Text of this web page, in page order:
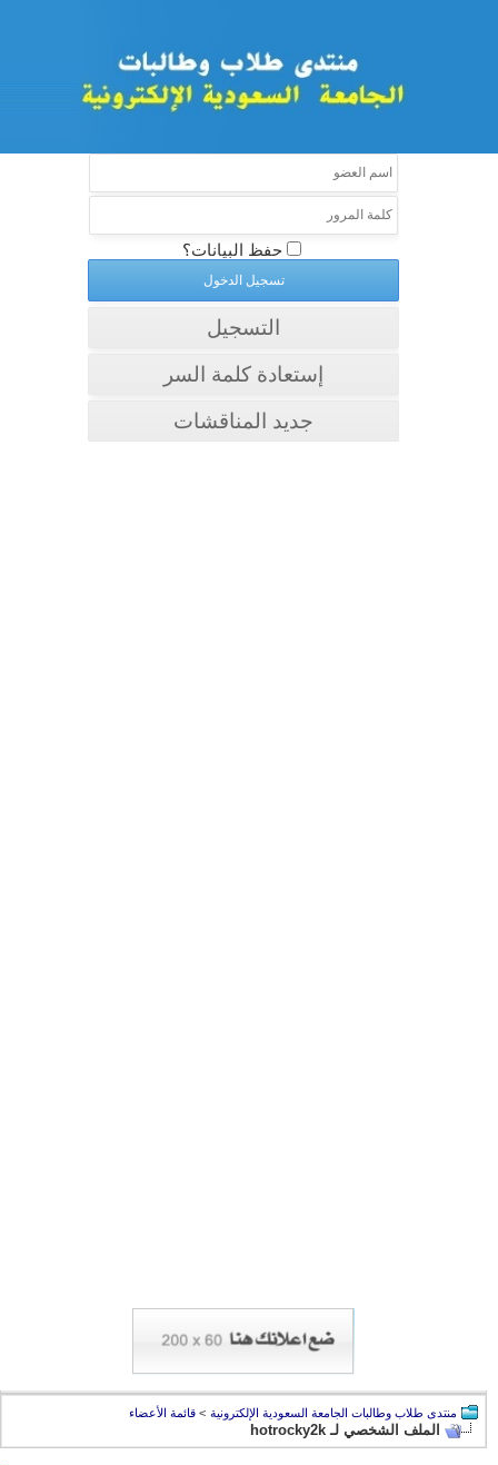
حفظ البيانات؟
التسجيل
إستعادة كلمة السر
جديد المناقشات
منتدى طلاب وطالبات الجامعة السعودية الإلكترونية > قائمة الأعضاء
الملف الشخصي لـ hotrocky2k